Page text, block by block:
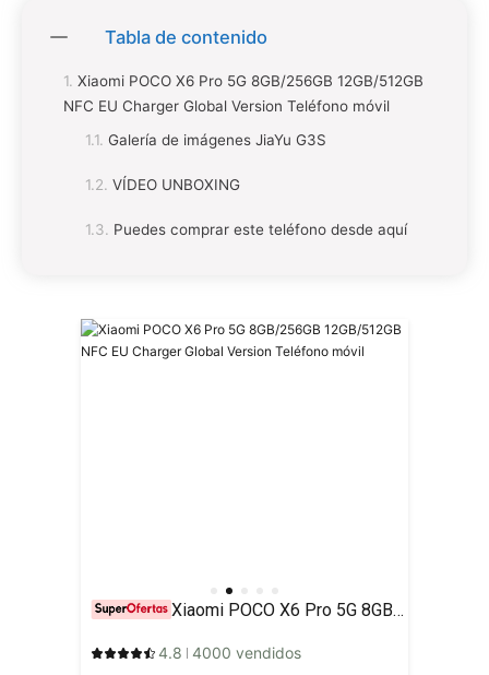
Tabla de contenido
Xiaomi POCO X6 Pro 5G 8GB/256GB 12GB/512GB
NFC EU Charger Global Version Teléfono móvil
Galería de imágenes JiaYu G3S
VÍDEO UNBOXING
Puedes comprar este teléfono desde aquí
Xiaomi POCO X6 Pro 5G 8GB/256GB 12GB/512GB NFC EU Charger Global Version Teléfono móvil
4.8 4000 vendidos